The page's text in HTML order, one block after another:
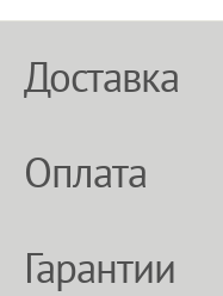
Доставка
Оплата
Гарантии